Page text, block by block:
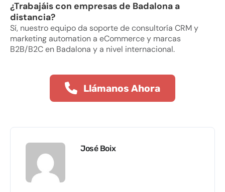
¿Trabajáis con empresas de Badalona a
distancia?
Sí, nuestro equipo da soporte de consultoría CRM y
marketing automation a eCommerce y marcas
B2B/B2C en Badalona y a nivel internacional.
Llámanos Ahora
José Boix